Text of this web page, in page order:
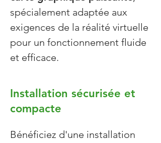
spécialement adaptée aux
exigences de la réalité virtuelle
pour un fonctionnement fluide
et efficace.
Installation sécurisée et
compacte
Bénéficiez d'une installation